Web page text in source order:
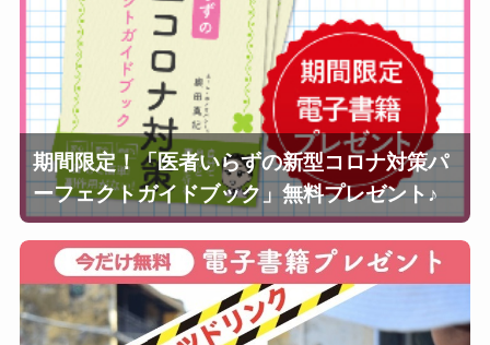
期間限定！「医者いらずの新型コロナ対策パ
ーフェクトガイドブック」無料プレゼント♪